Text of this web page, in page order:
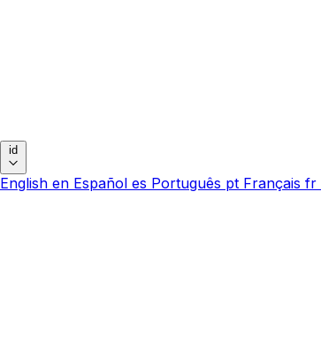
id
English en Español es Português pt Français fr